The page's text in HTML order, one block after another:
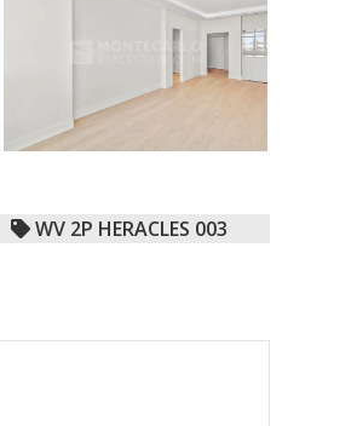
WV 2P HERACLES 003